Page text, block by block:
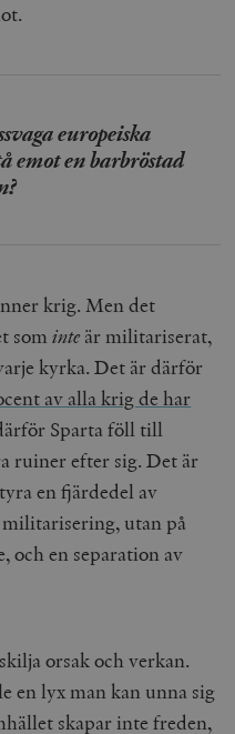
europeiska
emot en barbröstad
krig. Men det
sominte är militariserat,
kyrka. Det är därför
av alla krig de har
Sparta föll till
ruiner efter sig. Det är
en fjärdedel av
utan på
och en separation av
orsak och verkan.
en lyx man kan unna sig
skapar inte freden,